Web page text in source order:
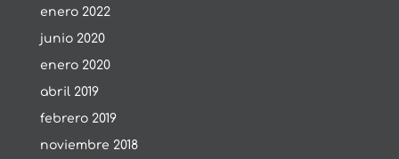
enero 2022
junio 2020
enero 2020
abril 2019
febrero 2019
noviembre 2018